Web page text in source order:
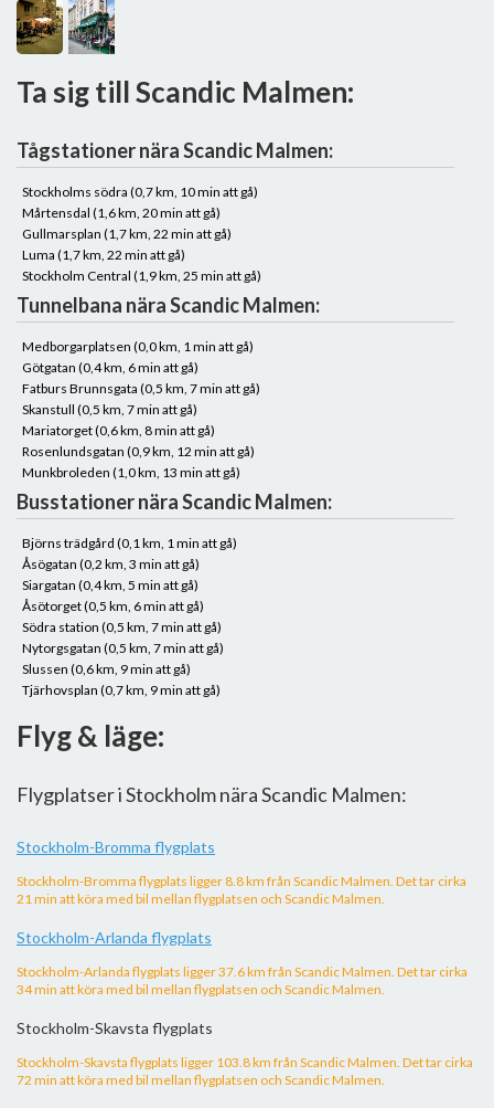
Ta sig till Scandic Malmen:
Tågstationer nära Scandic Malmen:
Stockholms södra (0,7 km, 10 min att gå)
Mårtensdal (1,6 km, 20 min att gå)
Gullmarsplan (1,7 km, 22 min att gå)
Luma (1,7 km, 22 min att gå)
Stockholm Central (1,9 km, 25 min att gå)
Tunnelbana nära Scandic Malmen:
Medborgarplatsen (0,0 km, 1 min att gå)
Götgatan (0,4 km, 6 min att gå)
Fatburs Brunnsgata (0,5 km, 7 min att gå)
Skanstull (0,5 km, 7 min att gå)
Mariatorget (0,6 km, 8 min att gå)
Rosenlundsgatan (0,9 km, 12 min att gå)
Munkbroleden (1,0 km, 13 min att gå)
Busstationer nära Scandic Malmen:
Björns trädgård (0,1 km, 1 min att gå)
Åsögatan (0,2 km, 3 min att gå)
Siargatan (0,4 km, 5 min att gå)
Åsötorget (0,5 km, 6 min att gå)
Södra station (0,5 km, 7 min att gå)
Nytorgsgatan (0,5 km, 7 min att gå)
Slussen (0,6 km, 9 min att gå)
Tjärhovsplan (0,7 km, 9 min att gå)
Flyg & läge:
Flygplatser i Stockholm nära Scandic Malmen:
Stockholm-Bromma flygplats
Stockholm-Bromma flygplats ligger 8.8 km från Scandic Malmen. Det tar cirka
21 min att köra med bil mellan flygplatsen och Scandic Malmen.
Stockholm-Arlanda flygplats
Stockholm-Arlanda flygplats ligger 37.6 km från Scandic Malmen. Det tar cirka
34 min att köra med bil mellan flygplatsen och Scandic Malmen.
Stockholm-Skavsta flygplats
Stockholm-Skavsta flygplats ligger 103.8 km från Scandic Malmen. Det tar cirka
72 min att köra med bil mellan flygplatsen och Scandic Malmen.